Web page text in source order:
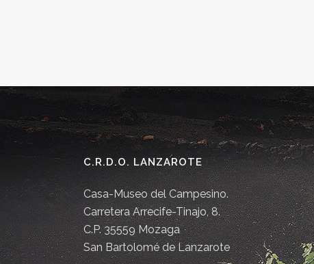
C.R.D.O. LANZAROTE
Casa-Museo del Campesino.
Carretera Arrecife-Tinajo, 8.
C.P. 35559 Mozaga
San Bartolomé de Lanzarote